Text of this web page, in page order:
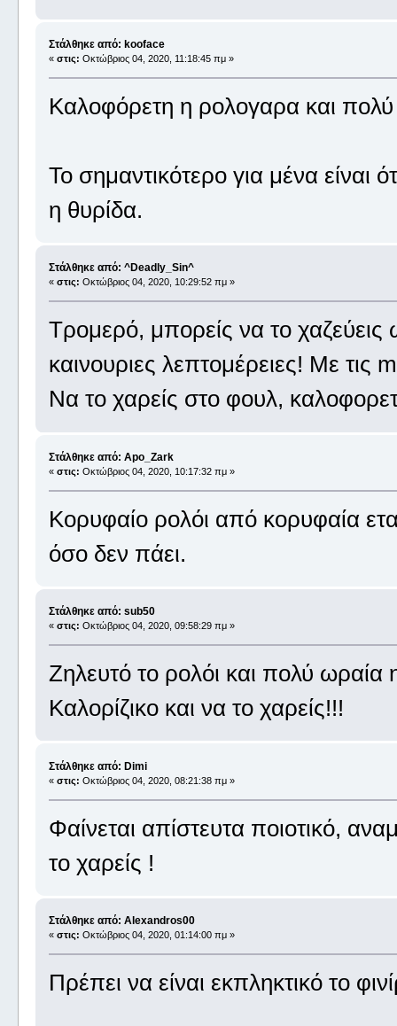
Στάλθηκε από: kooface
« στις: Οκτώβριος 04, 2020, 11:18:45 πμ »
Καλοφόρετη η ρολογαρα και
Το σημαντικότερο για μένα είναι
η θυρίδα.
Στάλθηκε από: ^Deadly_Sin^
« στις: Οκτώβριος 04, 2020, 10:29:52 πμ »
Τρομερό, μπορείς να το χαζεύεις
καινουριες λεπτομέρειες! Με
Να το χαρείς στο φουλ,
Στάλθηκε από: Apo_Zark
« στις: Οκτώβριος 04, 2020, 10:17:32 πμ »
Κορυφαίο ρολόι από κορυφαία
όσο δεν πάει.
Στάλθηκε από: sub50
« στις: Οκτώβριος 04, 2020, 09:58:29 πμ »
Ζηλευτό το ρολόι και πολύ ωραία
Καλορίζικο και να το χαρείς!!!
Στάλθηκε από: Dimi
« στις: Οκτώβριος 04, 2020, 08:21:38 πμ »
Φαίνεται απίστευτα ποιοτικό,
το χαρείς !
Στάλθηκε από: Alexandros00
« στις: Οκτώβριος 04, 2020, 01:14:00 πμ »
Πρέπει να είναι εκπληκτικό το